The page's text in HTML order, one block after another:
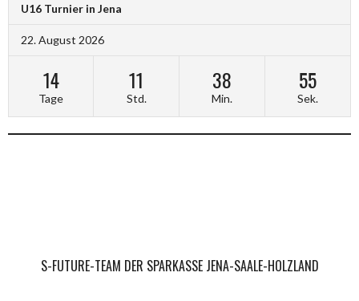
U16 Turnier in Jena
22. August 2026
14
Tage
11
Std.
38
Min.
55
Sek.
S-FUTURE-TEAM DER SPARKASSE JENA-SAALE-HOLZLAND